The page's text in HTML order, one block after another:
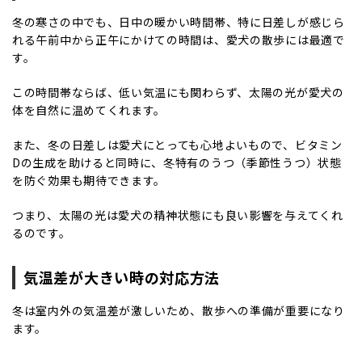
冬の寒さの中でも、日中の暖かい時間帯、特に日差しが感じら
れる午前中から正午にかけての時間は、愛犬の散歩には最適で
す。
この時間帯ならば、低い気温にも関わらず、太陽の光が愛犬の
体を自然に温めてくれます。
また、冬の日差しは愛犬にとっても心地よいもので、ビタミン
Dの生成を助けると同時に、冬特有のうつ（季節性うつ）状態
を防ぐ効果も期待できます。
つまり、太陽の光は愛犬の精神状態にも良い影響を与えてくれ
るのです。
気温差が大きい時の対応方法
冬は室内外の気温差が激しいため、散歩への準備が重要になり
ます。